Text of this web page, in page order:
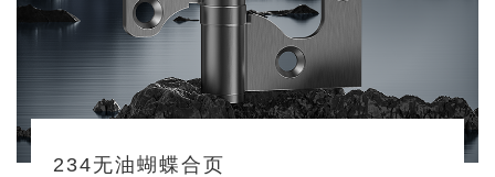
234无油蝴蝶合页